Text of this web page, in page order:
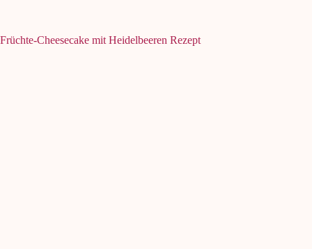
Früchte-Cheesecake mit Heidelbeeren Rezept